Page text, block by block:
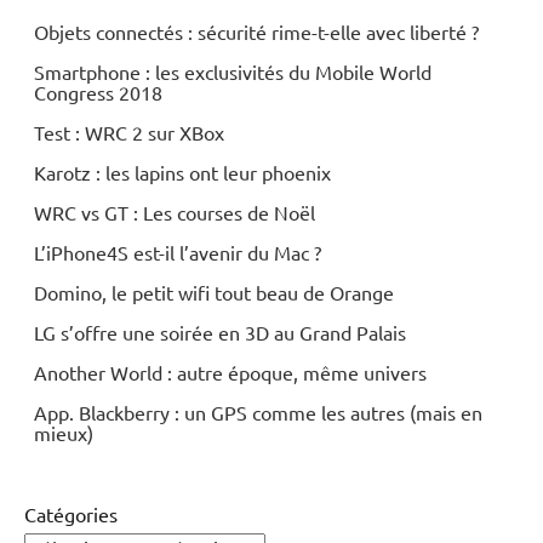
Objets connectés : sécurité rime-t-elle avec liberté ?
Smartphone : les exclusivités du Mobile World
Congress 2018
Test : WRC 2 sur XBox
Karotz : les lapins ont leur phoenix
WRC vs GT : Les courses de Noël
L’iPhone4S est-il l’avenir du Mac ?
Domino, le petit wifi tout beau de Orange
LG s’offre une soirée en 3D au Grand Palais
Another World : autre époque, même univers
App. Blackberry : un GPS comme les autres (mais en
mieux)
Catégories